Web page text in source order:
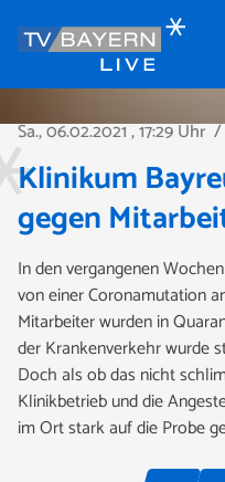
Sa., 06.02.2021, 17:29 Uhr /
Klinikum
gegen
In den vergangenen
von einer Coronamutation
Mitarbeiter wurden in
der Krankenverkehr wurde
Doch als ob das nicht
Klinikbetrieb und die
im Ort stark auf die Probe